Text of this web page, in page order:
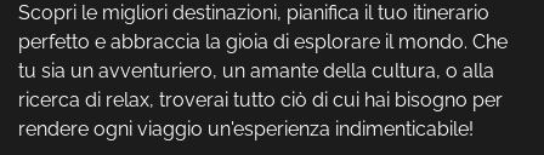
Scopri le migliori destinazioni, pianifica il tuo itinerario
perfetto e abbraccia la gioia di esplorare il mondo. Che
tu sia un avventuriero, un amante della cultura, o alla
ricerca di relax, troverai tutto ciò di cui hai bisogno per
rendere ogni viaggio un'esperienza indimenticabile!